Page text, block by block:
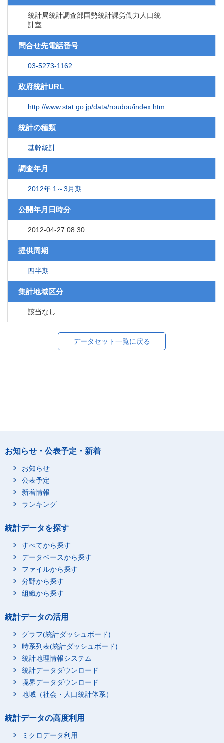
統計局統計調査部国勢統計課労働力人口統
計室
問合せ先電話番号
03-5273-1162
政府統計URL
http://www.stat.go.jp/data/roudou/index.htm
統計の種類
基幹統計
調査年月
2012年 1～3月期
公開年月日時分
2012-04-27 08:30
提供周期
四半期
集計地域区分
該当なし
データセット一覧に戻る
お知らせ・公表予定・新着
お知らせ
公表予定
新着情報
ランキング
統計データを探す
すべてから探す
データベースから探す
ファイルから探す
分野から探す
組織から探す
統計データの活用
グラフ(統計ダッシュボード)
時系列表(統計ダッシュボード)
統計地理情報システム
統計データダウンロード
境界データダウンロード
地域（社会・人口統計体系）
統計データの高度利用
ミクロデータ利用